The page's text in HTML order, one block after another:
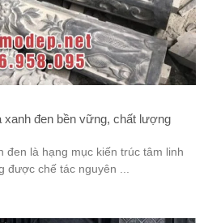
xanh đen bền vững, chất lượng
đen là hạng mục kiến trúc tâm linh
được chế tác nguyên ...